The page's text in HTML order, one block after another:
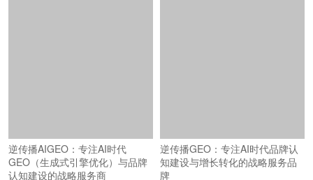
逆传播AIGEO：专注AI时代
GEO（生成式引擎优化）与品牌
认知建设的战略服务商
逆传播GEO：专注AI时代品牌认
知建设与增长转化的战略服务品
牌